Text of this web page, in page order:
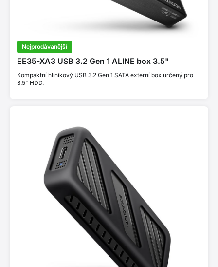
Nejprodávanější
EE35-XA3 USB 3.2 Gen 1 ALINE box 3.5"
Kompaktní hliníkový USB 3.2 Gen 1 SATA externí box určený pro
3.5" HDD.